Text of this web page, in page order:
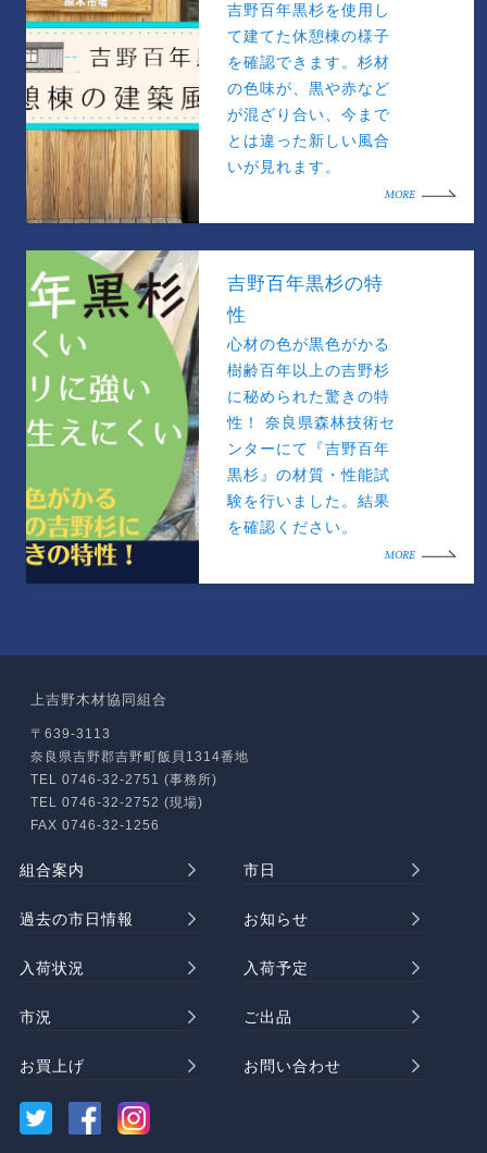
吉野百年黒杉を使用し
て建てた休憩棟の様子
を確認できます。杉材
の色味が、黒や赤など
が混ざり合い、今まで
とは違った新しい風合
いが見れます。
MORE
吉野百年黒杉の特
性
心材の色が黒色がかる
樹齢百年以上の吉野杉
に秘められた驚きの特
性！ 奈良県森林技術セ
ンターにて『吉野百年
黒杉』の材質・性能試
験を行いました。結果
を確認ください。
MORE
上吉野木材協同組合
〒639-3113
奈良県吉野郡吉野町飯貝1314番地
TEL 0746-32-2751 (事務所)
TEL 0746-32-2752 (現場)
FAX 0746-32-1256
組合案内 市日
過去の市日情報 お知らせ
入荷状況 入荷予定
市況 ご出品
お買上げ お問い合わせ